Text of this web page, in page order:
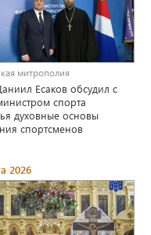
митрополия
Есаков обсудил с
спорта
духовные основы
спортсменов
2026